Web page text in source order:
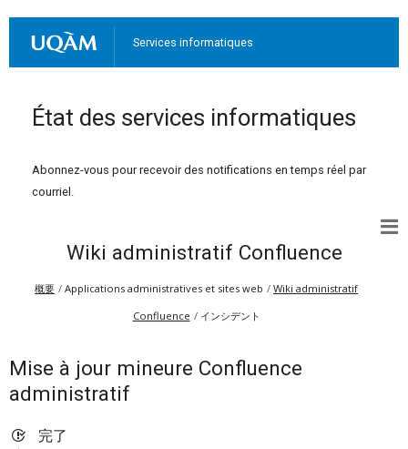
Services informatiques
État des services informatiques
Abonnez-vous pour recevoir des notifications en temps réel par
courriel.
Wiki administratif Confluence
概要 Applications administratives et sites web
Wiki administratif
Confluence
インシデント
Mise à jour mineure Confluence
administratif
完了